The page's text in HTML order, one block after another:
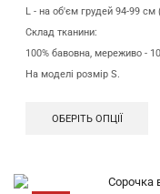
L - на об'єм грудей 94-99
Склад тканини:
100% бавовна, мереживо -
На моделі розмір S.
ОБЕРІТЬ ОПЦІЇ